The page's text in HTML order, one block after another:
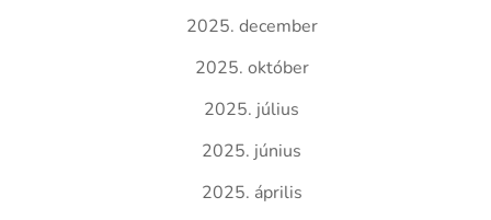
2025. december
2025. október
2025. július
2025. június
2025. április